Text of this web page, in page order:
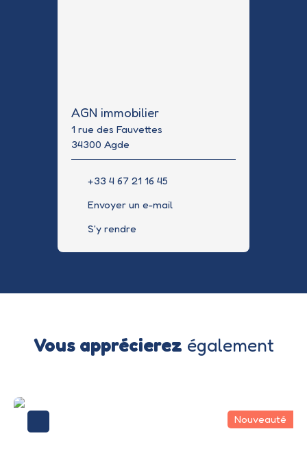
AGN immobilier
1 rue des Fauvettes
34300 Agde
+33 4 67 21 16 45
Envoyer un e-mail
S'y rendre
Vous apprécierez également
Nouveauté